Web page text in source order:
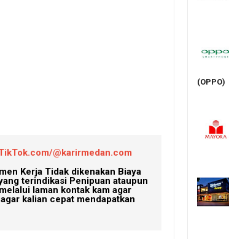
@karirmedan.com
Kerja Tidak dikenakan Biaya
terindikasi Penipuan ataupun
laman kontak kam agar
kalian cepat mendapatkan
(OPPO)